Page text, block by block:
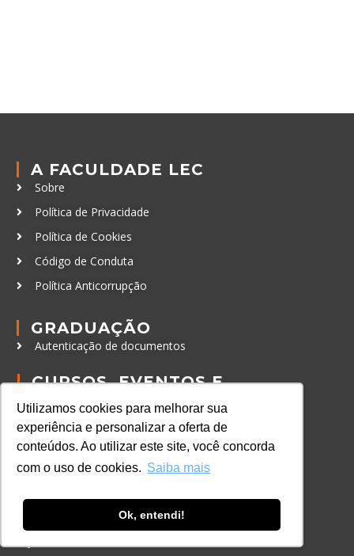
Utilizamos cookies para melhorar sua
experiência e personalizar a oferta de
conteúdos. Ao utilizar este site, você concorda
com o uso de cookies. Saiba mais
Ok, entendi!
A FACULDADE LEC
Sobre
Política de Privacidade
Política de Cookies
Código de Conduta
Política Anticorrupção
GRADUAÇÃO
Autenticação de documentos
CURSOS, EVENTOS E
Online
In Company
Eventos
CONTATO
+55 11 3259-2837